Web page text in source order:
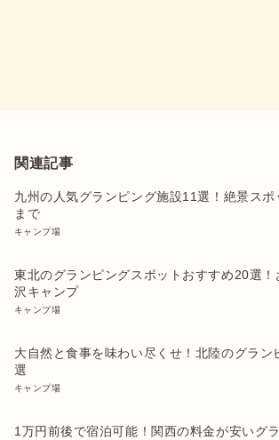
関連記事
九州の人気グランピング施設11選！絶景スポ
まで
キャンプ場
東北のグランピングスポットおすすめ20選
沢キャンプ
キャンプ場
大自然と食事を味わい尽くせ！北陸のグラン
選
キャンプ場
1万円前後で宿泊可能！関西の料金が安いグ